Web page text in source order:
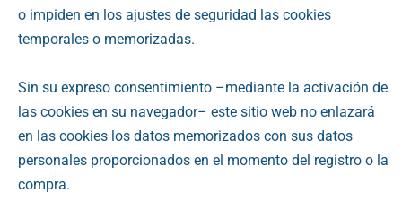
o impiden en los ajustes de seguridad las cookies
temporales o memorizadas.
Sin su expreso consentimiento –mediante la activación de
las cookies en su navegador– este sitio web no enlazará
en las cookies los datos memorizados con sus datos
personales proporcionados en el momento del registro o la
compra.